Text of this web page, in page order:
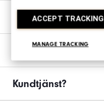
ACCEPT TRACKING
MANAGE TRACKING
Hitta min utrustning
Ordrar & Returer
Kundtjänst?